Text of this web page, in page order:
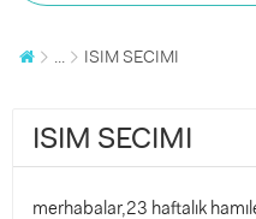
... ISIM SECIMI
ISIM SECIMI
merhabalar,23 haftalık